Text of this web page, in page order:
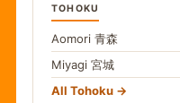
TOHOKU
Aomori 青森
Miyagi 宮城
All Tohoku